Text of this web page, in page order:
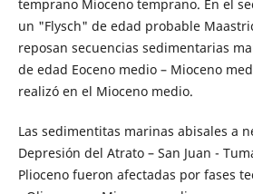
temprano Mioceno temprano. En el
un "Flysch" de edad probable
reposan secuencias sedimentarias
de edad Eoceno medio – Mioceno
realizó en el Mioceno medio.
Las sedimentitas marinas abisales a
Depresión del Atrato – San Juan -
Plioceno fueron afectadas por fases